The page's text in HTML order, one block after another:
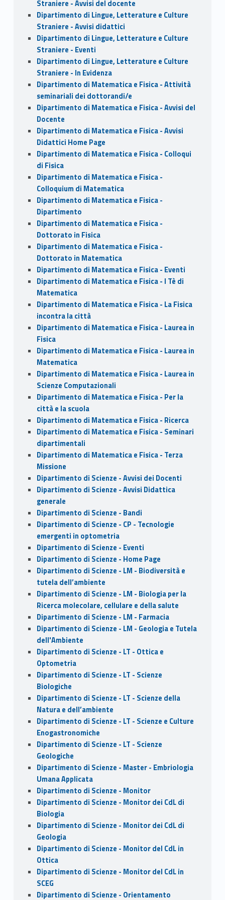
Straniere - Avvisi del docente
Dipartimento di Lingue, Letterature e Culture
Straniere - Avvisi didattici
Dipartimento di Lingue, Letterature e Culture
Straniere - Eventi
Dipartimento di Lingue, Letterature e Culture
Straniere - In Evidenza
Dipartimento di Matematica e Fisica - Attività
seminariali dei dottorandi/e
Dipartimento di Matematica e Fisica - Avvisi del
Docente
Dipartimento di Matematica e Fisica - Avvisi
Didattici Home Page
Dipartimento di Matematica e Fisica - Colloqui
di Fisica
Dipartimento di Matematica e Fisica -
Colloquium di Matematica
Dipartimento di Matematica e Fisica -
Dipartimento
Dipartimento di Matematica e Fisica -
Dottorato in Fisica
Dipartimento di Matematica e Fisica -
Dottorato in Matematica
Dipartimento di Matematica e Fisica - Eventi
Dipartimento di Matematica e Fisica - I Tè di
Matematica
Dipartimento di Matematica e Fisica - La Fisica
incontra la città
Dipartimento di Matematica e Fisica - Laurea in
Fisica
Dipartimento di Matematica e Fisica - Laurea in
Matematica
Dipartimento di Matematica e Fisica - Laurea in
Scienze Computazionali
Dipartimento di Matematica e Fisica - Per la
città e la scuola
Dipartimento di Matematica e Fisica - Ricerca
Dipartimento di Matematica e Fisica - Seminari
dipartimentali
Dipartimento di Matematica e Fisica - Terza
Missione
Dipartimento di Scienze - Avvisi dei Docenti
Dipartimento di Scienze - Avvisi Didattica
generale
Dipartimento di Scienze - Bandi
Dipartimento di Scienze - CP - Tecnologie
emergenti in optometria
Dipartimento di Scienze - Eventi
Dipartimento di Scienze - Home Page
Dipartimento di Scienze - LM - Biodiversità e
tutela dell’ambiente
Dipartimento di Scienze - LM - Biologia per la
Ricerca molecolare, cellulare e della salute
Dipartimento di Scienze - LM - Farmacia
Dipartimento di Scienze - LM - Geologia e Tutela
dell'Ambiente
Dipartimento di Scienze - LT - Ottica e
Optometria
Dipartimento di Scienze - LT - Scienze
Biologiche
Dipartimento di Scienze - LT - Scienze della
Natura e dell’ambiente
Dipartimento di Scienze - LT - Scienze e Culture
Enogastronomiche
Dipartimento di Scienze - LT - Scienze
Geologiche
Dipartimento di Scienze - Master - Embriologia
Umana Applicata
Dipartimento di Scienze - Monitor
Dipartimento di Scienze - Monitor dei CdL di
Biologia
Dipartimento di Scienze - Monitor dei CdL di
Geologia
Dipartimento di Scienze - Monitor del CdL in
Ottica
Dipartimento di Scienze - Monitor del CdL in
SCEG
Dipartimento di Scienze - Orientamento